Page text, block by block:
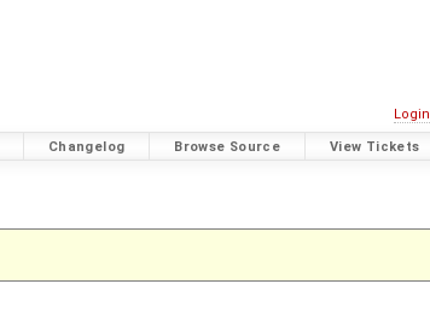
Login
Changelog Browse Source View Tickets